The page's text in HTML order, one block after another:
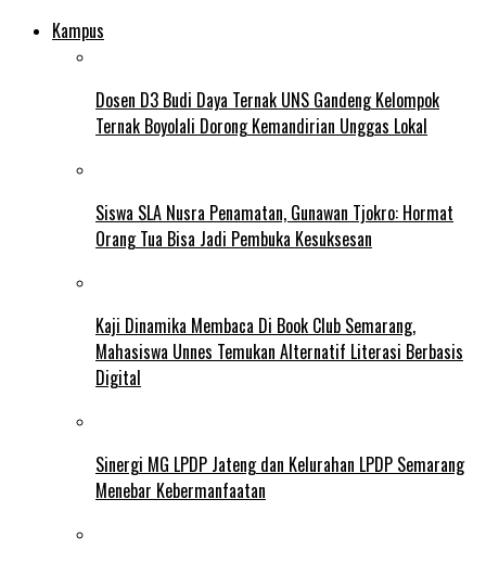
Kampus
Dosen D3 Budi Daya Ternak UNS Gandeng Kelompok
Ternak Boyolali Dorong Kemandirian Unggas Lokal
Siswa SLA Nusra Penamatan, Gunawan Tjokro: Hormat
Orang Tua Bisa Jadi Pembuka Kesuksesan
Kaji Dinamika Membaca Di Book Club Semarang,
Mahasiswa Unnes Temukan Alternatif Literasi Berbasis
Digital
Sinergi MG LPDP Jateng dan Kelurahan LPDP Semarang
Menebar Kebermanfaatan